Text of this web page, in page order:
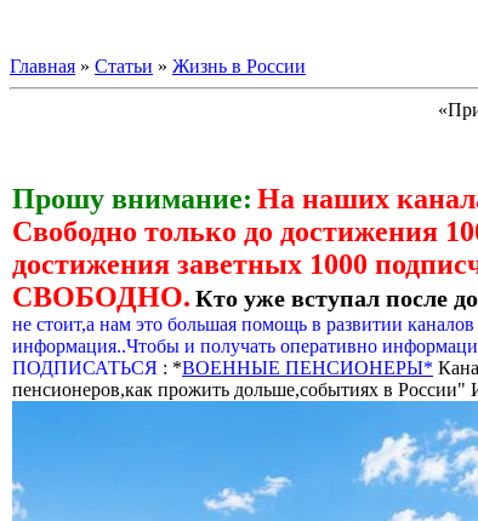
Главная » Статьи » Жизнь в России
Прошу внимание: На наших
Свободно только до достижения
достижения заветных 1000
СВОБОДНО. Кто уже вступал после
не стоит,а нам это большая помощь в развитии
информация..Чтобы и получать оперативно
ПОДПИСАТЬСЯ : *ВОЕННЫЕ ПЕНСИОНЕРЫ*
пенсионеров,как прожить дольше,событиях в России"